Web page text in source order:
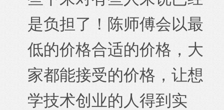
是负担了！陈师傅会以最
低的价格合适的价格，大
家都能接受的价格，让想
学技术创业的人得到实